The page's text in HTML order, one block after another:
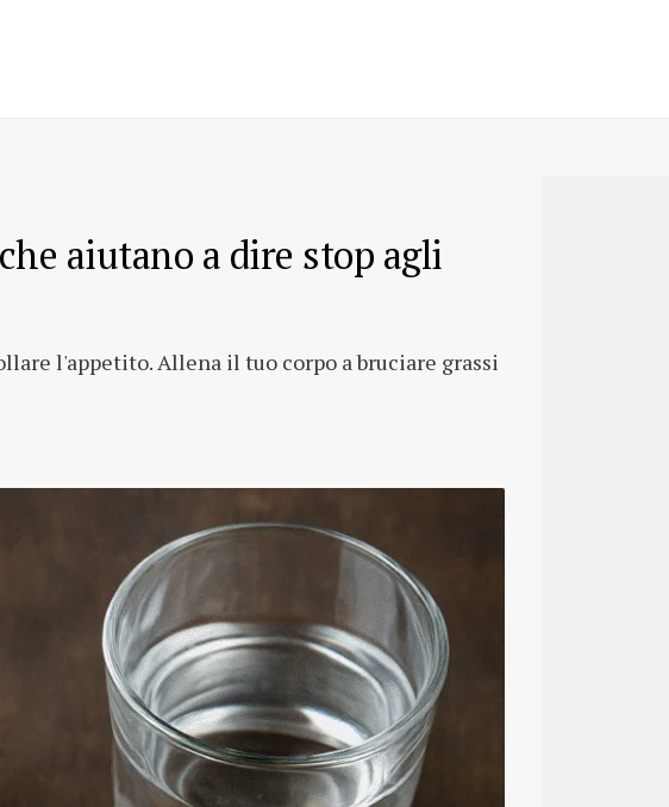
aiutano a dire stop agli
l'appetito. Allena il tuo corpo a bruciare grassi